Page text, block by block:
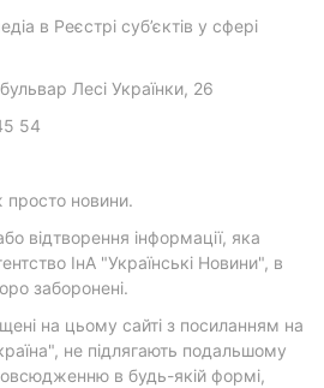
в Реєстрі суб’єктів у сфері
Лесі Українки, 26
54
просто новини.
відтворення інформації, яка
ІнА "Українські Новини", в
заборонені.
на цьому сайті з посиланням на
не підлягають подальшому
в будь-якій формі,